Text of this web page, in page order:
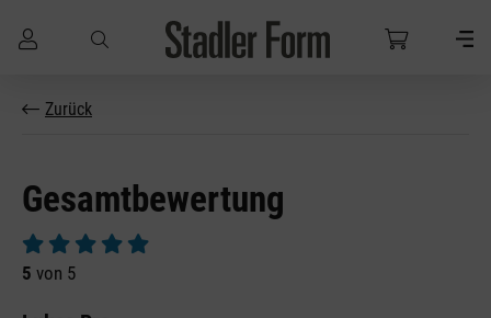
Zum Hauptinhalt springen
Zurück
Gesamtbewertung
Durchschnittliche Bewertung von 5 von 5 Sternen
5 von 5